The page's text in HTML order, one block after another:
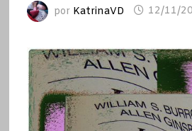
por KatrinaVD 12/11/